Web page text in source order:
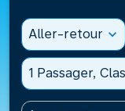
Aller-retour expand_more
1 Passager,